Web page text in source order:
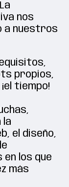
nos
a nuestros
propios,
tiempo!
la
el diseño,
los que
más